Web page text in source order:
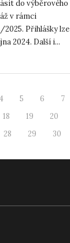
do výběrového
v rámci
Přihlášky lze
2024. Další i...
4 5 6 7
18 19 20
28
29 30